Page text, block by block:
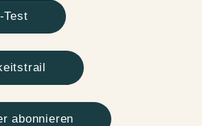
Test
abonnieren